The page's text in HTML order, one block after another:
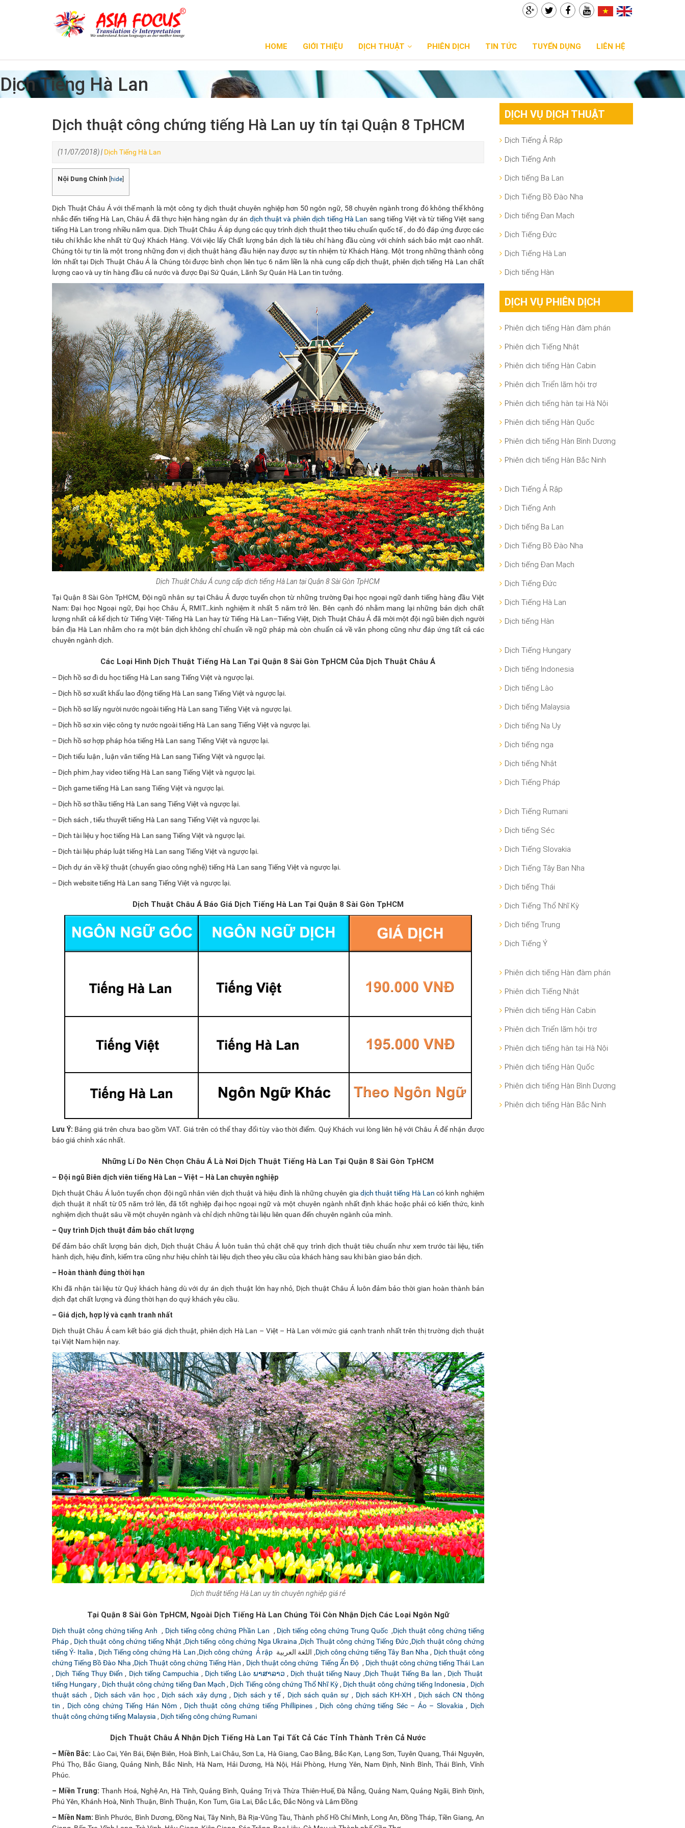
HOME GIỚI THIỆU DỊCH THUẬT PHIÊN DỊCH TIN TỨC TUYỂN DỤNG LIÊN HỆ
Dịch Tiếng Hà Lan
Dịch thuật công chứng tiếng Hà Lan uy tín tại Quận 8 TpHCM
(11/07/2018) | Dịch Tiếng Hà Lan
Nội Dung Chính hide
Dịch Thuật Châu Á với thế mạnh là một công ty dịch thuật chuyên nghiệp hơn 50 ngôn ngữ, 58 chuyên ngành trong đó không thể không
nhắc đến tiếng Hà Lan, Châu Á đã thực hiện hàng ngàn dự án dịch thuật và phiên dịch tiếng Hà Lan sang tiếng Việt và từ tiếng Việt sang
tiếng Hà Lan trong nhiều năm qua. Dịch Thuật Châu Á áp dụng các quy trình dịch thuật theo tiêu chuẩn quốc tế , do đó đáp ứng được các
tiêu chí khắc khe nhất từ Quý Khách Hàng. Với việc lấy Chất lượng bản dịch là tiêu chí hàng đầu cùng với chính sách bảo mật cao nhất.
Chúng tôi tự tin là một trong những đơn vị dịch thuật hàng đầu hiện nay được sự tín nhiệm từ Khách Hàng. Một trong những thành công
lớn nhất tại Dịch Thuật Châu Á là Chúng tôi được bình chọn liên tục 6 năm liền là nhà cung cấp dịch thuật, phiên dịch tiếng Hà Lan chất
lượng cao và uy tín hàng đầu cả nước và được Đại Sứ Quán, Lãnh Sự Quán Hà Lan tin tưởng.
Dịch Thuật Châu Á cung cấp dịch tiếng Hà Lan tại Quận 8 Sài Gòn TpHCM
Tại Quận 8 Sài Gòn TpHCM, Đội ngũ nhân sự tại Châu Á được tuyển chọn từ những trường Đại học ngoại ngữ danh tiếng hàng đầu Việt
Nam: Đại học Ngoại ngữ, Đại học Châu Á, RMIT…kinh nghiệm ít nhất 5 năm trở lên. Bên cạnh đó nhằm mang lại những bản dịch chất
lượng nhất cả kể dịch từ Tiếng Việt- Tiếng Hà Lan hay từ Tiếng Hà Lan–Tiếng Việt, Dịch Thuật Châu Á đã mời một đội ngũ biên dịch người
bản địa Hà Lan nhằm cho ra một bản dịch không chỉ chuẩn về ngữ pháp mà còn chuẩn cả về văn phong cũng như đáp ứng tất cả các
chuyên ngành dịch.
Các Loại Hình Dịch Thuật Tiếng Hà Lan Tại Quận 8 Sài Gòn TpHCM Của Dịch Thuật Châu Á
– Dịch hồ sơ đi du học tiếng Hà Lan sang Tiếng Việt và ngược lại.
– Dịch hồ sơ xuất khẩu lao động tiếng Hà Lan sang Tiếng Việt và ngược lại.
– Dịch hồ sơ lấy người nước ngoài tiếng Hà Lan sang Tiếng Việt và ngược lại.
– Dịch hồ sơ xin việc công ty nước ngoài tiếng Hà Lan sang Tiếng Việt và ngược lại.
– Dịch hồ sơ hợp pháp hóa tiếng Hà Lan sang Tiếng Việt và ngược lại.
– Dịch tiểu luận , luận văn tiếng Hà Lan sang Tiếng Việt và ngược lại.
– Dịch phim ,hay video tiếng Hà Lan sang Tiếng Việt và ngược lại.
– Dịch game tiếng Hà Lan sang Tiếng Việt và ngược lại.
– Dịch hồ sơ thầu tiếng Hà Lan sang Tiếng Việt và ngược lại.
– Dịch sách , tiểu thuyết tiếng Hà Lan sang Tiếng Việt và ngược lại.
– Dịch tài liệu y học tiếng Hà Lan sang Tiếng Việt và ngược lại.
– Dịch tài liệu pháp luật tiếng Hà Lan sang Tiếng Việt và ngược lại.
– Dịch dự án về kỹ thuật (chuyển giao công nghệ) tiếng Hà Lan sang Tiếng Việt và ngược lại.
– Dịch website tiếng Hà Lan sang Tiếng Việt và ngược lại.
Dịch Thuật Châu Á Báo Giá Dịch Tiếng Hà Lan Tại Quận 8 Sài Gòn TpHCM
Lưu Ý: Bảng giá trên chưa bao gồm VAT. Giá trên có thể thay đổi tùy vào thời điểm. Quý Khách vui lòng liên hệ với Châu Á để nhận được
báo giá chính xác nhất.
Những Lí Do Nên Chọn Châu Á Là Nơi Dịch Thuật Tiếng Hà Lan Tại Quận 8 Sài Gòn TpHCM
– Đội ngũ Biên dịch viên tiếng Hà Lan – Việt – Hà Lan chuyên nghiệp
Dịch thuật Châu Á luôn tuyển chọn đội ngũ nhân viên dịch thuật và hiệu đính là những chuyên gia dịch thuật tiếng Hà Lan có kinh nghiệm
dịch thuật ít nhất từ 05 năm trở lên, đã tốt nghiệp đại học ngoại ngữ và một chuyên ngành nhất định khác hoặc phải có kiến thức, kinh
nghiệm dịch thuật sâu về một chuyên ngành và chỉ dịch những tài liệu liên quan đến chuyên ngành của mình.
– Quy trình Dịch thuật đảm bảo chất lượng
Để đảm bảo chất lượng bản dịch, Dịch thuật Châu Á luôn tuân thủ chặt chẽ quy trình dịch thuật tiêu chuẩn như xem trước tài liệu, tiến
hành dịch, hiệu đính, kiểm tra cũng như hiệu chỉnh tài liệu dịch theo yêu cầu của khách hàng sau khi bàn giao bản dịch.
– Hoàn thành đúng thời hạn
Khi đã nhận tài liệu từ Quý khách hàng dù với dự án dịch thuật lớn hay nhỏ, Dịch thuật Châu Á luôn đảm bảo thời gian hoàn thành bản
dịch đạt chất lượng và đúng thời hạn do quý khách yêu cầu.
– Giá dịch, hợp lý và cạnh tranh nhất
Dịch thuật Châu Á cam kết báo giá dịch thuật, phiên dịch Hà Lan – Việt – Hà Lan với mức giá cạnh tranh nhất trên thị trường dịch thuật
tại Việt Nam hiện nay.
Dịch thuật tiếng Hà Lan uy tín chuyên nghiệp giá rẻ
Tại Quận 8 Sài Gòn TpHCM, Ngoài Dịch Tiếng Hà Lan Chúng Tôi Còn Nhận Dịch Các Loại Ngôn Ngữ
Dịch thuật công chứng tiếng Anh , Dịch tiếng công chứng Phần Lan , Dịch tiếng công chứng Trung Quốc ,Dịch thuật công chứng tiếng
Pháp, Dịch thuật công chứng tiếng Nhật ,Dịch tiếng công chứng Nga Ukraina ,Dịch Thuật công chứng Tiếng Đức,Dịch thuật công chứng
tiếng Ý- Italia , Dịch Tiếng công chứng Hà Lan ,Dịch công chứng Ả rập اللغة العربية ,Dịch công chứng tiếng Tây Ban Nha , Dịch thuật công
chứng Tiếng Bồ Đào Nha ,Dịch Thuật công chứng Tiếng Hàn , Dịch thuật công chứng Tiếng Ấn Độ , Dịch thuật công chứng tiếng Thái Lan
, Dịch Tiếng Thụy Điển , Dịch tiếng Campuchia , Dịch tiếng Lào ພາສາລາວ , Dịch thuật tiếng Nauy ,Dịch Thuật Tiếng Ba lan , Dịch Thuật
tiếng Hungary, Dịch thuật công chứng tiếng Đan Mạch , Dịch Tiếng công chứng Thổ Nhĩ Kỳ, Dịch thuật công chứng tiếng Indonesia , Dịch
thuật sách , Dịch sách văn học, Dịch sách xây dựng , Dịch sách y tế, Dịch sách quân sự , Dịch sách KH-XH , Dịch sách CN thông
tin , Dịch công chứng Tiếng Hán Nôm , Dịch thuật công chứng tiếng Phillipines , Dịch công chứng tiếng Séc – Áo – Slovakia , Dịch
thuật công chứng tiếng Malaysia , Dịch tiếng công chứng Rumani
Dịch Thuật Châu Á Nhận Dịch Tiếng Hà Lan Tại Tất Cả Các Tỉnh Thành Trên Cả Nước
– Miền Bắc: Lào Cai, Yên Bái, Điện Biên, Hoà Bình, Lai Châu, Sơn La, Hà Giang, Cao Bằng, Bắc Kạn, Lạng Sơn, Tuyên Quang, Thái Nguyên,
Phú Thọ, Bắc Giang, Quảng Ninh, Bắc Ninh, Hà Nam, Hải Dương, Hà Nội, Hải Phòng, Hưng Yên, Nam Định, Ninh Bình, Thái Bình, Vĩnh
Phúc.
– Miền Trung: Thanh Hoá, Nghệ An, Hà Tĩnh, Quảng Bình, Quảng Trị và Thừa Thiên-Huế, Đà Nẵng, Quảng Nam, Quảng Ngãi, Bình Định,
Phú Yên, Khánh Hoà, Ninh Thuận, Bình Thuận, Kon Tum, Gia Lai, Đắc Lắc, Đắc Nông và Lâm Đồng
– Miền Nam: Bình Phước, Bình Dương, Đồng Nai, Tây Ninh, Bà Rịa-Vũng Tàu, Thành phố Hồ Chí Minh, Long An, Đồng Tháp, Tiền Giang, An
DỊCH VỤ DỊCH THUẬT
Dịch Tiếng Ả Rập
Dịch Tiếng Anh
Dịch tiếng Ba Lan
Dịch Tiếng Bồ Đào Nha
Dịch tiếng Đan Mạch
Dịch Tiếng Đức
Dịch Tiếng Hà Lan
Dịch tiếng Hàn
DỊCH VỤ PHIÊN DỊCH
Phiên dịch tiếng Hàn đàm phán
Phiên dịch Tiếng Nhật
Phiên dịch tiếng Hàn Cabin
Phiên dịch Triển lãm hội trợ
Phiên dịch tiếng hàn tại Hà Nội
Phiên dịch tiếng Hàn Quốc
Phiên dịch tiếng Hàn Bình Dương
Phiên dịch tiếng Hàn Bắc Ninh
Dịch Tiếng Ả Rập
Dịch Tiếng Anh
Dịch tiếng Ba Lan
Dịch Tiếng Bồ Đào Nha
Dịch tiếng Đan Mạch
Dịch Tiếng Đức
Dịch Tiếng Hà Lan
Dịch tiếng Hàn
Dịch Tiếng Hungary
Dịch tiếng Indonesia
Dịch tiếng Lào
Dịch tiếng Malaysia
Dịch tiếng Na Uy
Dịch tiếng nga
Dịch tiếng Nhật
Dịch Tiếng Pháp
Dịch Tiếng Rumani
Dịch tiếng Séc
Dịch Tiếng Slovakia
Dịch Tiếng Tây Ban Nha
Dịch tiếng Thái
Dịch Tiếng Thổ Nhĩ Kỳ
Dịch tiếng Trung
Dịch Tiếng Ý
Phiên dịch tiếng Hàn đàm phán
Phiên dịch Tiếng Nhật
Phiên dịch tiếng Hàn Cabin
Phiên dịch Triển lãm hội trợ
Phiên dịch tiếng hàn tại Hà Nội
Phiên dịch tiếng Hàn Quốc
Phiên dịch tiếng Hàn Bình Dương
Phiên dịch tiếng Hàn Bắc Ninh